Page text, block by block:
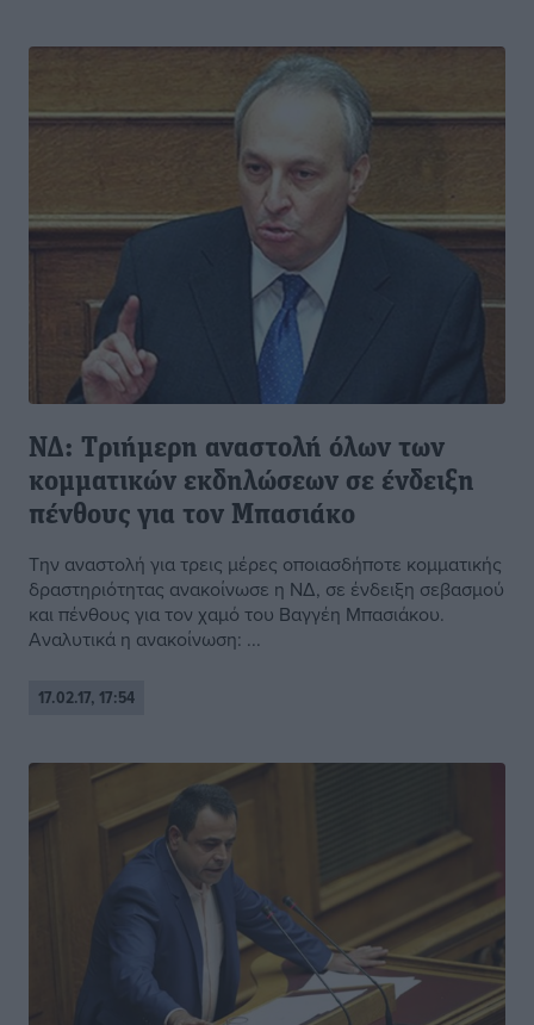
ΝΔ: Tριήμερη αναστολή όλων των
κομματικών εκδηλώσεων σε ένδειξη
πένθους για τον Μπασιάκο
Tην αναστολή για τρεις μέρες οποιασδήποτε κομματικής
δραστηριότητας ανακοίνωσε η ΝΔ, σε ένδειξη σεβασμού
και πένθους για τον χαμό του Βαγγέη Μπασιάκου.
Αναλυτικά η ανακοίνωση: ...
17.02.17, 17:54